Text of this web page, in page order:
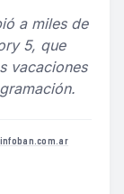
a miles de
5, que
vacaciones
infoban.com.ar